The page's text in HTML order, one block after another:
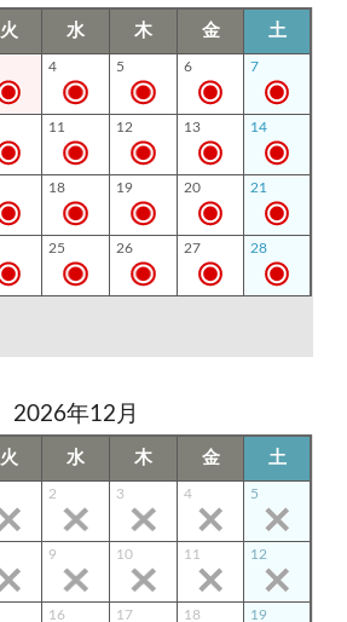
火 水 木 金 土
4 5 6 7
11 12 13 14
18 19 20 21
25 26 27 28
2026年12月
火 水 木 金 土
2 3 4 5
9 10 11 12
16 17 18 19